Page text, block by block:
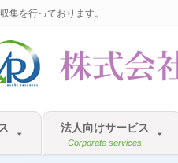
集を行っております。
法人向けサービス
Corporate services